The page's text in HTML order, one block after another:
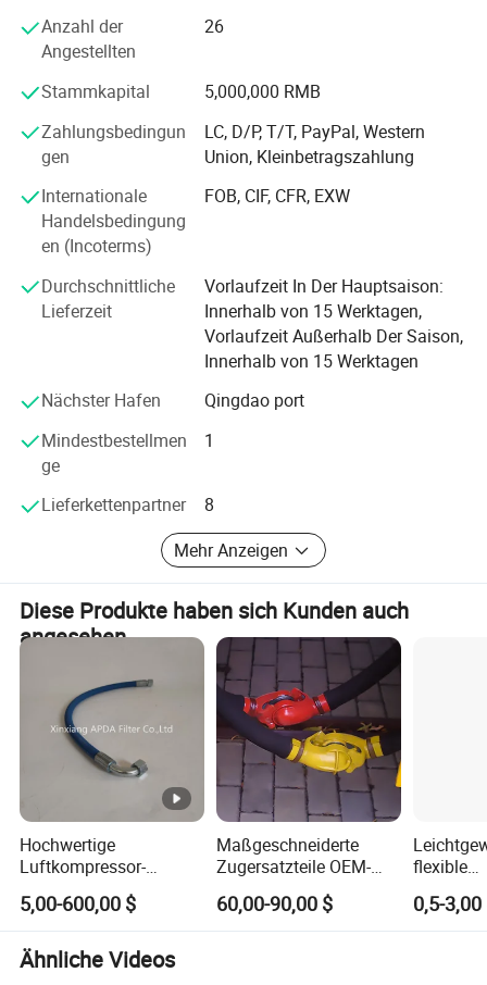
starke After-Sales-Garantie für Händler und Kunden.
allgemeine Industrieanlagen: Luftkompressoren,
Vakuumpumpen, Gebläse, Kühlkühler; Nachbearbeitung
von Lufttrocknern, Abwärmenückgewinnungssysteme für
Luftkompressoren, Heißwassertechnik usw. sowie
Bergbauausrüstung: Crawler DTH Bohrgeräte,
hydraulische Engineering-Produkte wie Tunnel-Bohrgeräte,
Brunnen-Bohrgeräte, kleine Gesteinsbohrer, Zubehör und
Unser Unternehmen hält sich an die Werte "Integrität,
Beharrlichkeit, Selbstständigkeit und Verantwortung";
unsere Vision ist es, "eine solide und hochwertige Marke
aufzubauen" und eine "erstklassige Supply Chain Service
Plattform" zu werden; unsere Mission ist es, "die grüne
Entwicklung globaler Unternehmen zu fördern"
Anzahl der
Angestellten
26
Stammkapital
5,000,000 RMB
Zahlungsbedingun
gen
LC, D/P, T/T, PayPal, Western
Union, Kleinbetragszahlung
Internationale
Handelsbedingung
en (Incoterms)
FOB, CIF, CFR, EXW
Durchschnittliche
Lieferzeit
Vorlaufzeit In Der Hauptsaison:
Innerhalb von 15 Werktagen,
Vorlaufzeit Außerhalb Der Saison,
Innerhalb von 15 Werktagen
Nächster Hafen
Qingdao port
Mindestbestellmen
ge
1
Lieferkettenpartner
8
Mehr Anzeigen
Diese Produkte haben sich Kunden auch
angesehen
Hochwertige
Luftkompressor-
Schlauchmontage
0574991114 für
effiziente Leistung
5,00-600,00 $
Maßgeschneiderte
Zugersatzteile OEM-
Luftbremsenschlauchmontage
zu verkaufen
60,00-90,00 $
flexible
mit
0,5-3,00
Ähnliche Videos